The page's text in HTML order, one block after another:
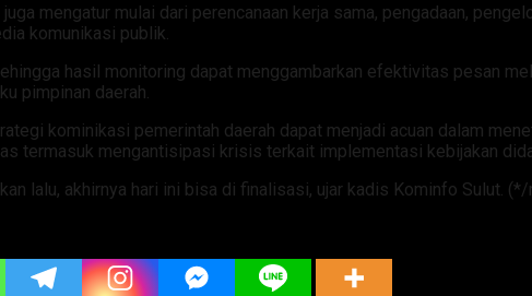
mengatur mulai dari perencanaan kerja sama, pengadaan,
komunikasi publik.
hasil monitoring dapat menggambarkan efektivitas pesan
pimpinan daerah.
kominikasi pemerintah daerah dapat menjadi acuan dalam
termasuk mengantisipasi krisis terkait implementasi kebijakan
lalu, akhirnya hari ini bisa di finalisasi, ujar kadis Kominfo Sulut.